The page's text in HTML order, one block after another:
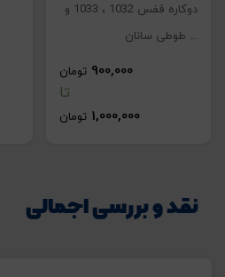
دوکاره قفس 1032 ، 1033 و
… طوطی سانان
900,000 تومان
تا
1,000,000 تومان
نقد و بررسی اجمالی